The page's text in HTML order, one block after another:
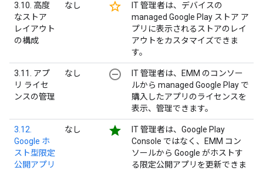
3.10. 高度
なストア
レイアウト
の構成
なし star_border
IT 管理者は、デバイスの
managed Google Play ストア ア
プリに表示されるストアのレイ
アウトをカスタマイズできま
す。
3.11. アプ
リ ライセ
ンスの管理
なし remove_circle_outline
IT 管理者は、EMM のコンソー
ルから managed Google Play で
購入したアプリのライセンスを
表示、管理できます。
3.12.
Google ホ
スト型限定
公開アプリ
なし star
IT 管理者は、Google Play
Console ではなく、EMM コン
ソールから Google がホストす
る限定公開アプリを更新できま